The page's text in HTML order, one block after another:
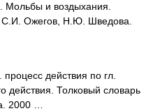
Мольбы и воздыхания.
С.И. Ожегов, Н.Ю. Шведова.
действия по гл.
действия. Толковый словарь
2000 …